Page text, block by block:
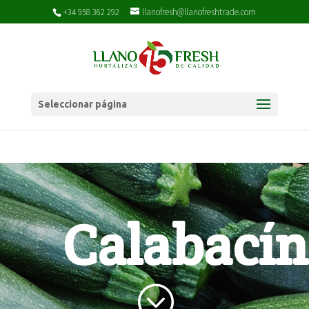
+34 958 362 292 llanofresh@llanofreshtrade.com
Seleccionar página
Calabacín
;